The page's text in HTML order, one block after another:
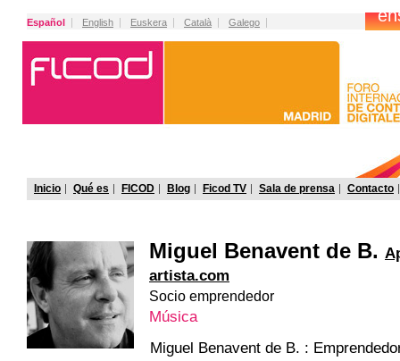
Español English Euskera Català Galego
Miguel Benavent de B.
artista.com
Socio emprendedor
Música
Miguel Benavent de B. :
Inicio Qué es FICOD Blog Ficod TV Sala de prensa Contacto